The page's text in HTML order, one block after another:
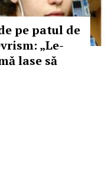
pe patul de
„Le-
lase să